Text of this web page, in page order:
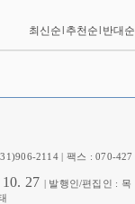
2114 | 팩스 : 070-427
10. 27 | 발행인/편집인 : 목